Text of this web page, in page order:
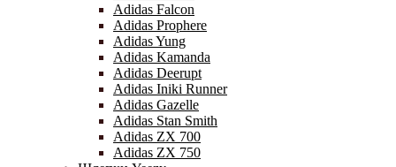
Adidas Falcon
Adidas Prophere
Adidas Yung
Adidas Kamanda
Adidas Deerupt
Adidas Iniki Runner
Adidas Gazelle
Adidas Stan Smith
Adidas ZX 700
Adidas ZX 750